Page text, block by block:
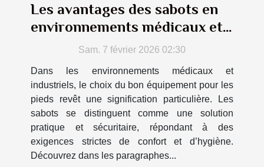
Les avantages des sabots en
environnements médicaux et
industrielsSam. 7 février 2026 02:30
Dans les environnements médicaux et
industriels, le choix du bon équipement pour les
pieds revêt une signification particulière. Les
sabots se distinguent comme une solution
pratique et sécuritaire, répondant à des
exigences strictes de confort et d’hygiène.
Découvrez dans les paragraphes...